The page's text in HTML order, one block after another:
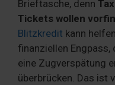
Brieftasche, denn
Tickets wollen
Blitzkredit kann
finanziellen Engpass,
eine Zugverspätung
überbrücken. Das ist